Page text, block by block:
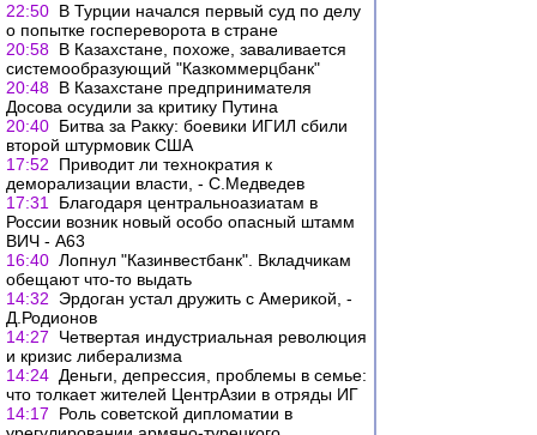
22:50 В Турции начался первый суд по делу
о попытке госпереворота в стране
20:58 В Казахстане, похоже, заваливается
системообразующий "Казкоммерцбанк"
20:48 В Казахстане предпринимателя
Досова осудили за критику Путина
20:40 Битва за Ракку: боевики ИГИЛ сбили
второй штурмовик США
17:52
Приводит ли технократия к
деморализации власти, - С.Медведев
17:31
Благодаря центральноазиатам в
России возник новый особо опасный штамм
ВИЧ - A63
16:40 Лопнул "Казинвестбанк". Вкладчикам
обещают что-то выдать
14:32
Эрдоган устал дружить с Америкой, -
Д.Родионов
14:27
Четвертая индустриальная революция
и кризис либерализма
14:24 Деньги, депрессия, проблемы в семье:
что толкает жителей ЦентрАзии в отряды ИГ
14:17
Роль советской дипломатии в